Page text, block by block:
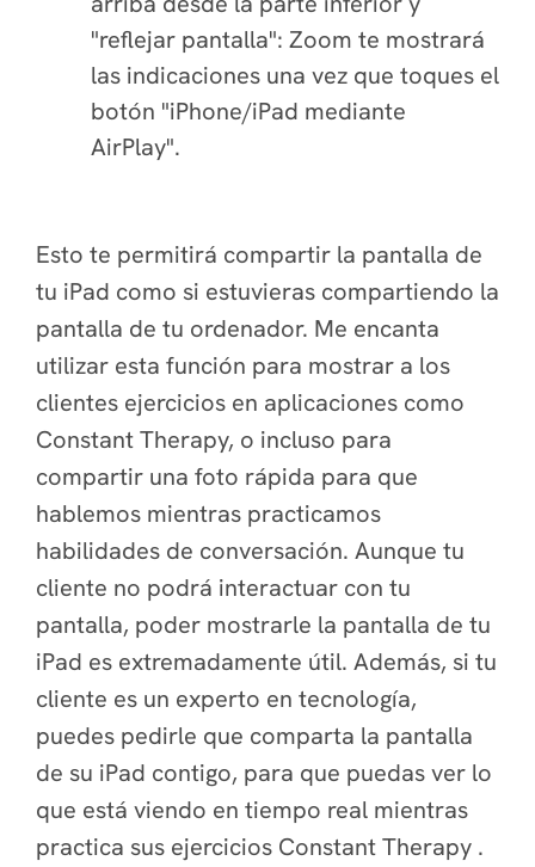
"reflejar pantalla": Zoom te mostrará
las indicaciones una vez que toques el
botón "iPhone/iPad mediante
AirPlay".
Esto te permitirá compartir la pantalla de
tu iPad como si estuvieras compartiendo la
pantalla de tu ordenador. Me encanta
utilizar esta función para mostrar a los
clientes ejercicios en aplicaciones como
Constant Therapy, o incluso para
compartir una foto rápida para que
hablemos mientras practicamos
habilidades de conversación. Aunque tu
cliente no podrá interactuar con tu
pantalla, poder mostrarle la pantalla de tu
iPad es extremadamente útil. Además, si tu
cliente es un experto en tecnología,
puedes pedirle que comparta la pantalla
de su iPad contigo, para que puedas ver lo
que está viendo en tiempo real mientras
practica sus ejercicios Constant Therapy .